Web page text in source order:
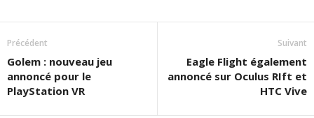
Précédent
Golem : nouveau jeu
annoncé pour le
PlayStation VR
Suivant
Eagle Flight également
annoncé sur Oculus RIft et
HTC Vive